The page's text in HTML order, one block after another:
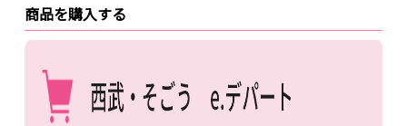
商品を購入する